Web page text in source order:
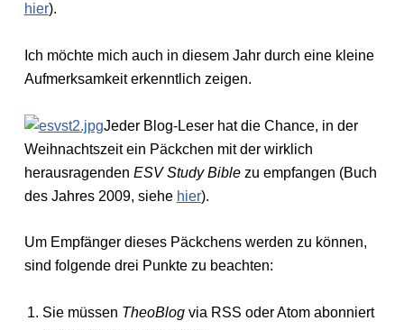
hier).
Ich möchte mich auch in diesem Jahr durch eine kleine
Aufmerksamkeit erkenntlich zeigen.
Jeder Blog-Leser hat die Chance, in der
Weihnachtszeit ein Päckchen mit der wirklich
herausragenden ESV Study Biblezu empfangen (Buch
des Jahres 2009, siehe hier).
Um Empfänger dieses Päckchens werden zu können,
sind folgende drei Punkte zu beachten:
Sie müssen TheoBlogvia RSS oder Atom abonniert